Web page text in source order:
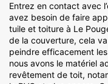
Entrez en contact avec
avez besoin de faire
tuile et toiture à Le
de la couverture, cela
peindre efficacement
nous avons le matériel
revêtement de toit,